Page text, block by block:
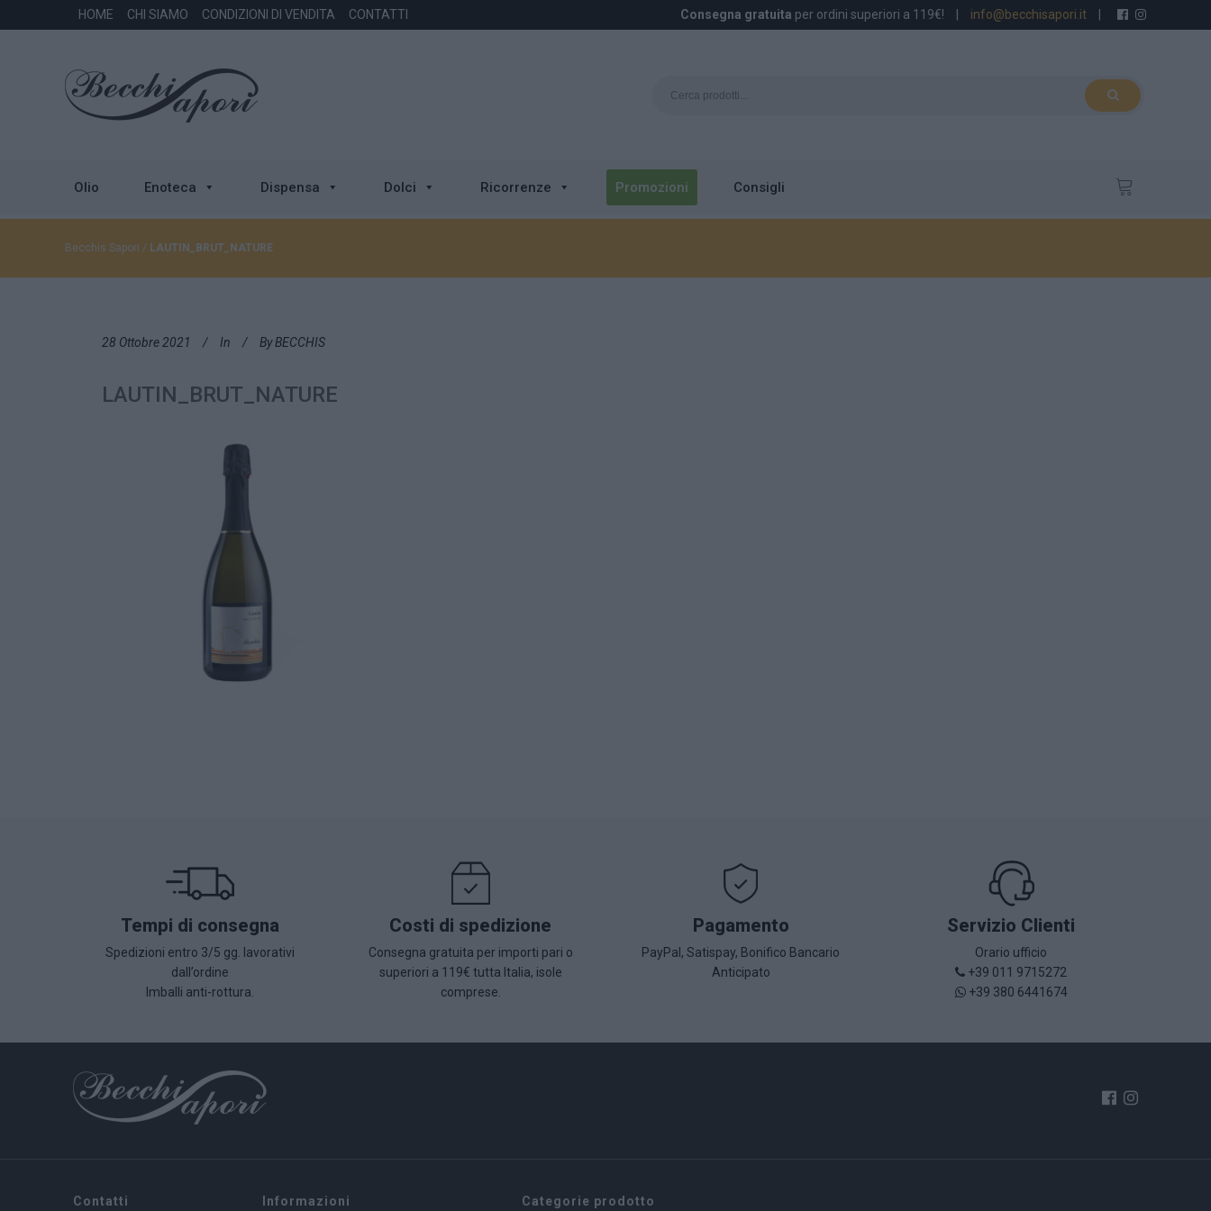
HOME CHI SIAMO CONDIZIONI DI VENDITA CONTATTI Consegna gratuita per ordini superiori a 119€! info@becchisapori.it
Olio Enoteca Dispensa Dolci Ricorrenze Promozioni Consigli
Becchis Sapori / LAUTIN_BRUT_NATURE
28 Ottobre 2021 In By BECCHIS
LAUTIN_BRUT_NATURE
Tempi di consegna
Spedizioni entro 3/5 gg. lavorativi
dall’ordine
Imballi anti-rottura.
Costi di spedizione
Consegna gratuita per importi pari o
superiori a 119€ tutta Italia, isole
comprese.
Pagamento
PayPal, Satispay, Bonifico Bancario
Anticipato
Servizio Clienti
Orario ufficio
+39 011 9715272
+39 380 6441674
Contatti Informazioni Categorie prodotto